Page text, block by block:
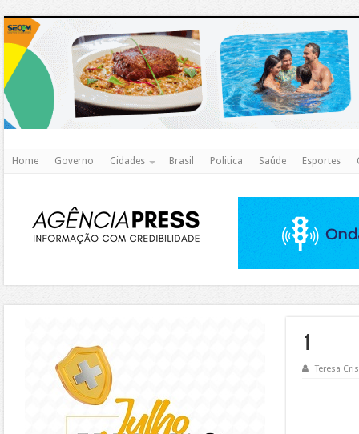
Home Governo Cidades Brasil Politica Saúde Esportes
1
Teresa